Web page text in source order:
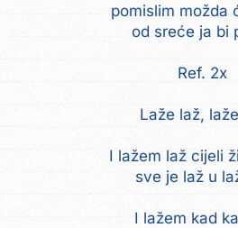
pomislim možda
od sreće ja bi
Ref. 2x
Laže laž,
I lažem laž cijeli
sve je laž u
I lažem kad